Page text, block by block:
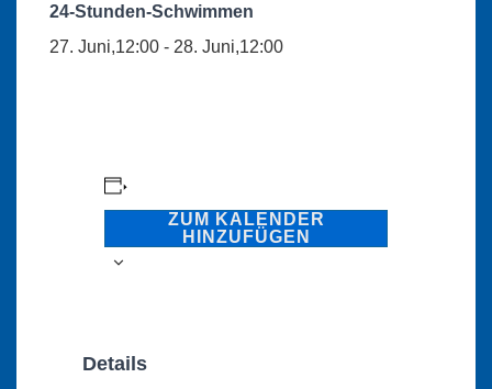
24-Stunden-Schwimmen
27. Juni,12:00 - 28. Juni,12:00
ZUM KALENDER
HINZUFÜGEN
Details